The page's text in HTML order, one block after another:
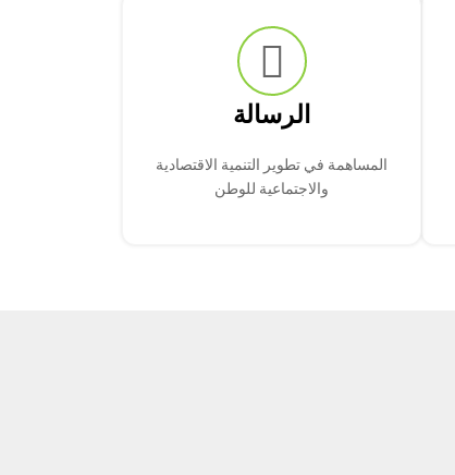
الرسالة
المساهمة في تطوير التنمية الاقتصادية
والاجتماعية للوطن